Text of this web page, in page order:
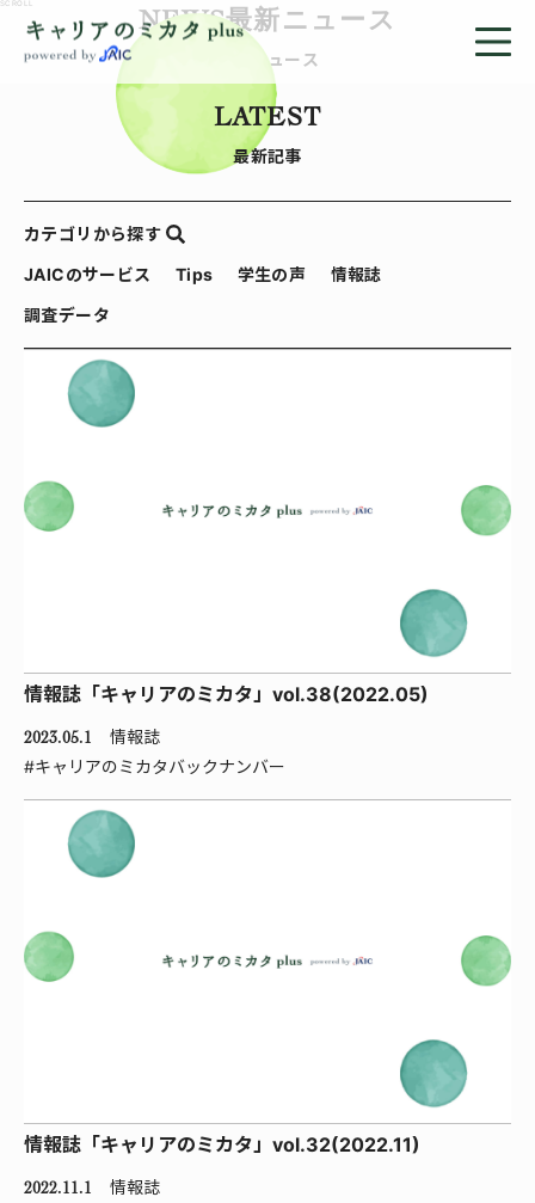
SCROLL
NEWS最新ニュース
最新ニュース
LATEST
最新記事
カテゴリから探す
JAICのサービス
Tips 学生の声
情報誌
調査データ
情報誌「キャリアのミカタ」vol.38(2022.05)
2023.05.1
情報誌
#キャリアのミカタバックナンバー
情報誌「キャリアのミカタ」vol.32(2022.11)
2022.11.1
情報誌